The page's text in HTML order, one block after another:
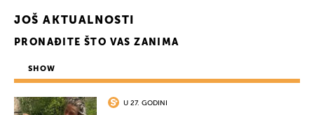
JOŠ AKTUALNOSTI
PRONAĐITE ŠTO VAS ZANIMA
SHOW
U 27. GODINI